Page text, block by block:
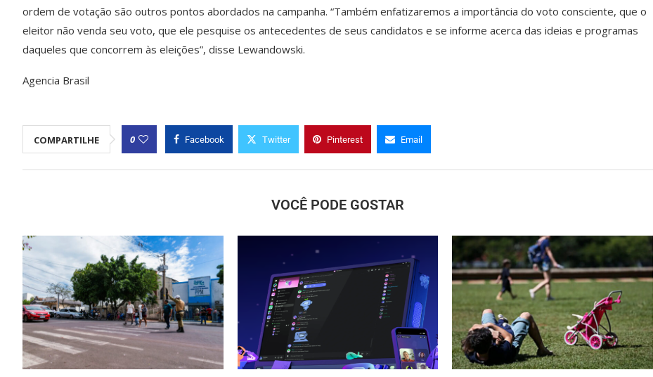
ordem de votação são outros pontos abordados na campanha. “Também enfatizaremos a importância do voto consciente, que o
eleitor não venda seu voto, que ele pesquise os antecedentes de seus candidatos e se informe acerca das ideias e programas
daqueles que concorrem às eleições”, disse Lewandowski.
Agencia Brasil
COMPARTILHE 0 Facebook Twitter Pinterest Email
VOCÊ PODE GOSTAR